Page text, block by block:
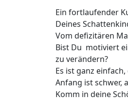
Ein fortlaufender
Deines
Vom defizitären
Bist Du motiviert
zu verändern?
Es ist ganz
Anfang ist schwer,
Komm in deine